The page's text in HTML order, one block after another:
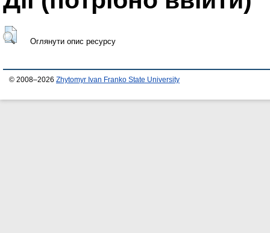
Оглянути опис ресурсу
© 2008–2026 Zhytomyr Ivan Franko State University